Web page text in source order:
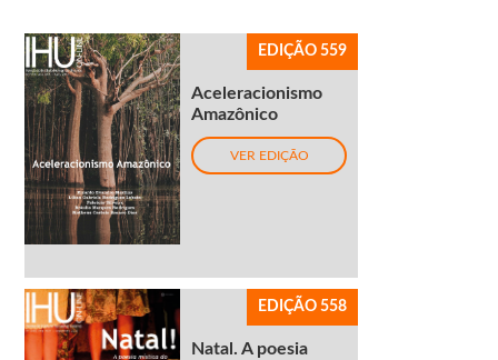
EDIÇÃO 559
Aceleracionismo
Amazônico
VER EDIÇÃO
EDIÇÃO 558
Natal. A poesia